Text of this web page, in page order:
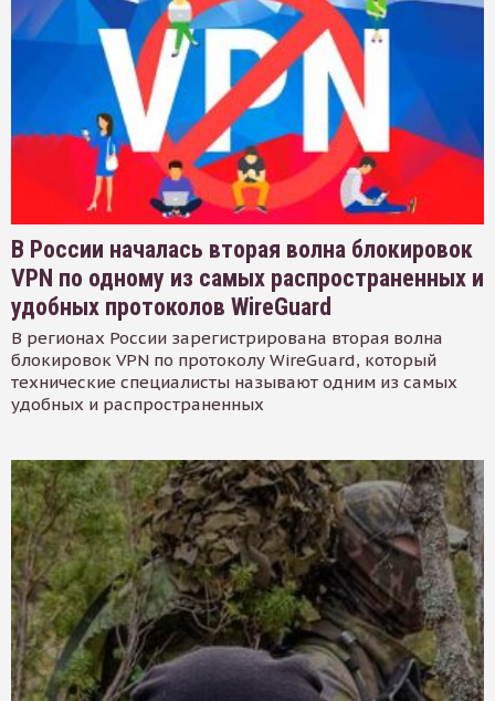
В России началась вторая волна блокировок
VPN по одному из самых распространенных и
удобных протоколов WireGuard
В регионах России зарегистрирована вторая волна
блокировок VPN по протоколу WireGuard, который
технические специалисты называют одним из самых
удобных и распространенных